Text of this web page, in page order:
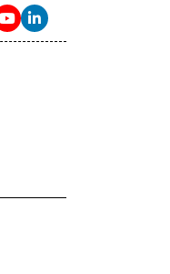
স্থানীয় সরকার